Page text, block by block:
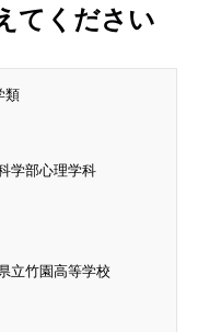
てください
類
学部心理学科
立竹園高等学校